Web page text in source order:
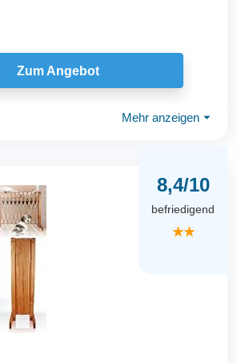
Zum Angebot
Mehr anzeigen ⏷
8,4/10
befriedigend
★★